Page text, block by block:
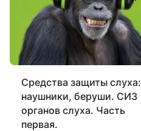
Средства защиты слуха:
наушники, беруши. СИЗ
органов слуха. Часть
первая.